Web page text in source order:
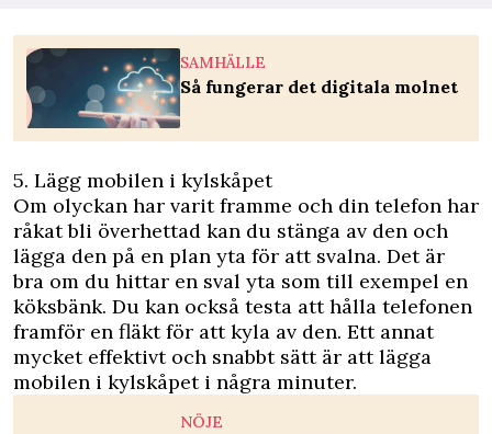
SAMHÄLLE
Så fungerar det digitala molnet
5. Lägg mobilen i kylskåpet
Om olyckan har varit framme och din telefon har
råkat bli överhettad kan du stänga av den och
lägga den på en plan yta för att svalna. Det är
bra om du hittar en sval yta som till exempel en
köksbänk. Du kan också testa att hålla telefonen
framför en fläkt för att kyla av den. Ett annat
mycket effektivt och snabbt sätt är att lägga
mobilen i kylskåpet i några minuter.
NÖJE